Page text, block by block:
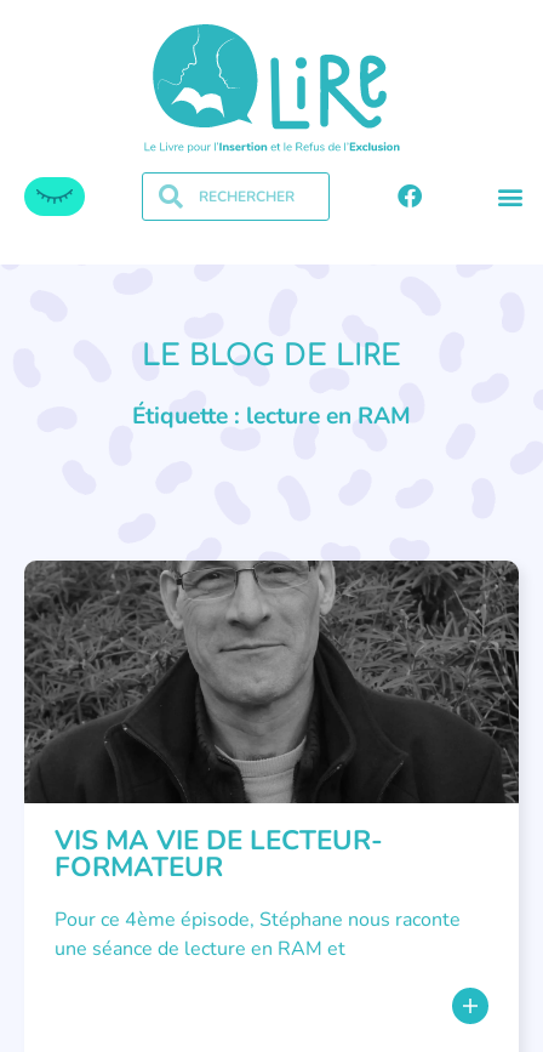
LE BLOG DE LIRE
Étiquette : lecture en RAM
MÉTIER DE LECTEUR.TRICE
VIS MA VIE DE LECTEUR-
FORMATEUR
Pour ce 4ème épisode, Stéphane nous raconte
une séance de lecture en RAM et